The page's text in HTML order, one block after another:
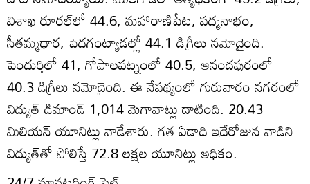
విశాఖ రూరల్‌లో 44.6, మహారాణిపేట, పద్మనాభం,
సీతమ్మధార, పెదగంట్యాడల్లో 44.1 డిగ్రీలు నమోదైంది.
పెందుర్తిలో 41, గోపాలపట్నంలో 40.5, ఆనందపురంలో
40.3 డిగ్రీలు నమోదైంది. ఈ నేపథ్యంలో గురువారం నగరంలో
విద్యుత్‌ డిమాండ్‌ 1,014 మెగావాట్లు దాటింది. 20.43
మిలియన్‌ యూనిట్లు వాడేశారు. గత ఏడాది ఇదేరోజున వాడిని
విద్యుత్‌తో పోలిస్తే 72.8 లక్షల యూనిట్లు అధికం.